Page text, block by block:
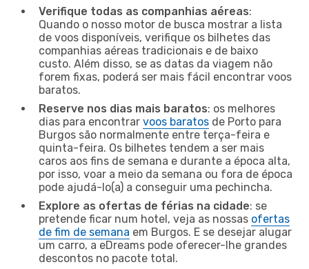
Verifique todas as companhias aéreas:
Quando o nosso motor de busca mostrar a lista
de voos disponíveis, verifique os bilhetes das
companhias aéreas tradicionais e de baixo
custo. Além disso, se as datas da viagem não
forem fixas, poderá ser mais fácil encontrar voos
baratos.
Reserve nos dias mais baratos: os melhores
dias para encontrar voos baratos de Porto para
Burgos são normalmente entre terça-feira e
quinta-feira. Os bilhetes tendem a ser mais
caros aos fins de semana e durante a época alta,
por isso, voar a meio da semana ou fora de época
pode ajudá-lo(a) a conseguir uma pechincha.
Explore as ofertas de férias na cidade: se
pretende ficar num hotel, veja as nossas ofertas
de fim de semana em Burgos. E se desejar alugar
um carro, a eDreams pode oferecer-lhe grandes
descontos no pacote total.